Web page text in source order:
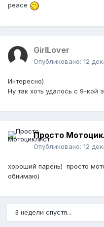
peace
GirlLover
Опубликовано: 12
Интересно)
Ну так хоть удалось с 9-кой
Просто
Опубликовано: 12
хороший парень) просто
обнимаю)
3 недели спустя...